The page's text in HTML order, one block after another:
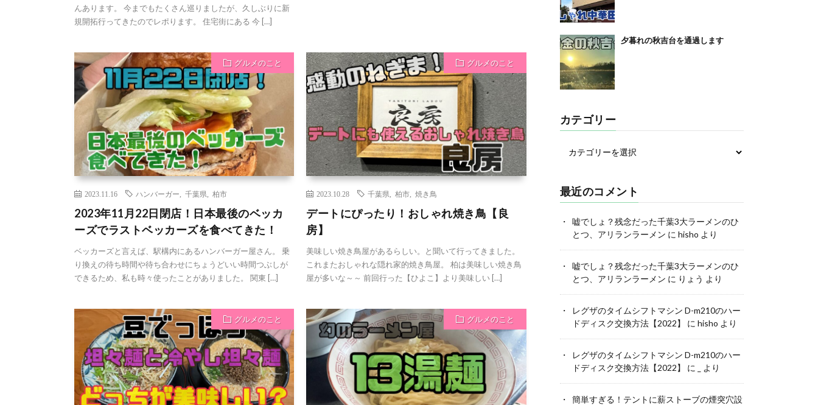
んあります。 今までもたくさん巡りましたが、久しぶりに新
規開拓行ってきたのでレポります。 住宅街にある 今 […]
グルメのこと
2023.11.16 ハンバーガー 千葉県 柏市
2023年11月22日閉店！日本最後のベッカ
ーズでラストベッカーズを食べてきた！
ベッカーズと言えば、駅構内にあるハンバーガー屋さん。 乗
り換えの待ち時間や待ち合わせにちょうどいい時間つぶしが
できるため、私も時々使ったことがありました。 関東 […]
グルメのこと
2023.10.28 千葉県 ,柏市 ,焼き鳥
デートにぴったり！おしゃれ焼き鳥【良
房】
美味しい焼き鳥屋があるらしい。と聞いて行ってきました。
これまたおしゃれな隠れ家的焼き鳥屋。 柏は美味しい焼き鳥
屋が多いな～～ 前回行った【ひよこ】より美味しい […]
グルメのこと グルメのこと
夕暮れの秋吉台を通過します
カテゴリー
最近のコメント
嘘でしょ？残念だった千葉3大ラーメンのひ
とつ、アリランラーメン に hisho より
嘘でしょ？残念だった千葉3大ラーメンのひ
とつ、アリランラーメン に りょう より
レグザのタイムシフトマシン D-m210のハー
ドディスク交換方法【2022】
に hisho より
レグザのタイムシフトマシン D-m210のハー
ドディスク交換方法【2022】
に より
簡単すぎる！テントに薪ストーブの煙突穴設